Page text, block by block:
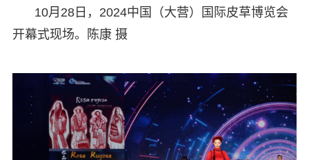
10月28日，2024中国（大营）国际皮草博览会
开幕式现场。陈康 摄